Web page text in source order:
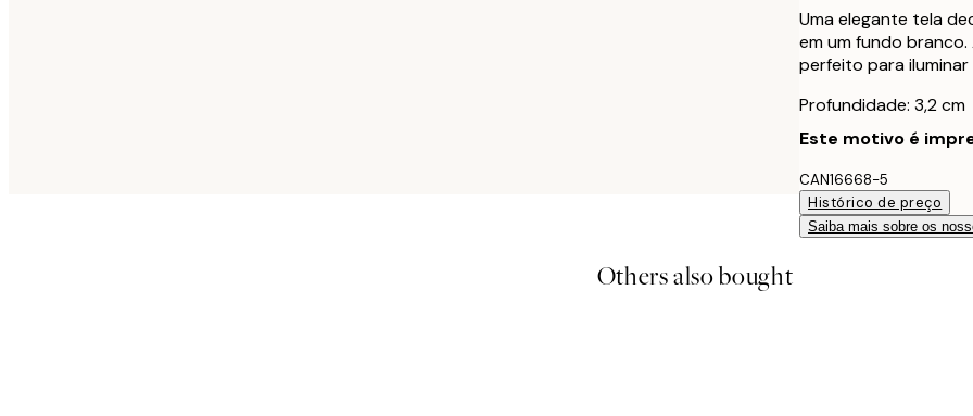
Uma elegante tela
em um fundo
perfeito para
Profundidade: 3,2 cm
Este motivo é
CAN16668-5
Histórico de preço
Saiba mais sobre os
Others also bought